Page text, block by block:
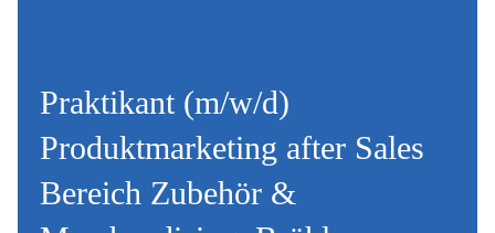
Praktikant (m/w/d)
Produktmarketing after Sales
Bereich Zubehör &